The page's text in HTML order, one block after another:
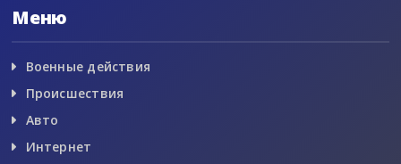
Меню
Военные действия
Происшествия
Авто
Интернет